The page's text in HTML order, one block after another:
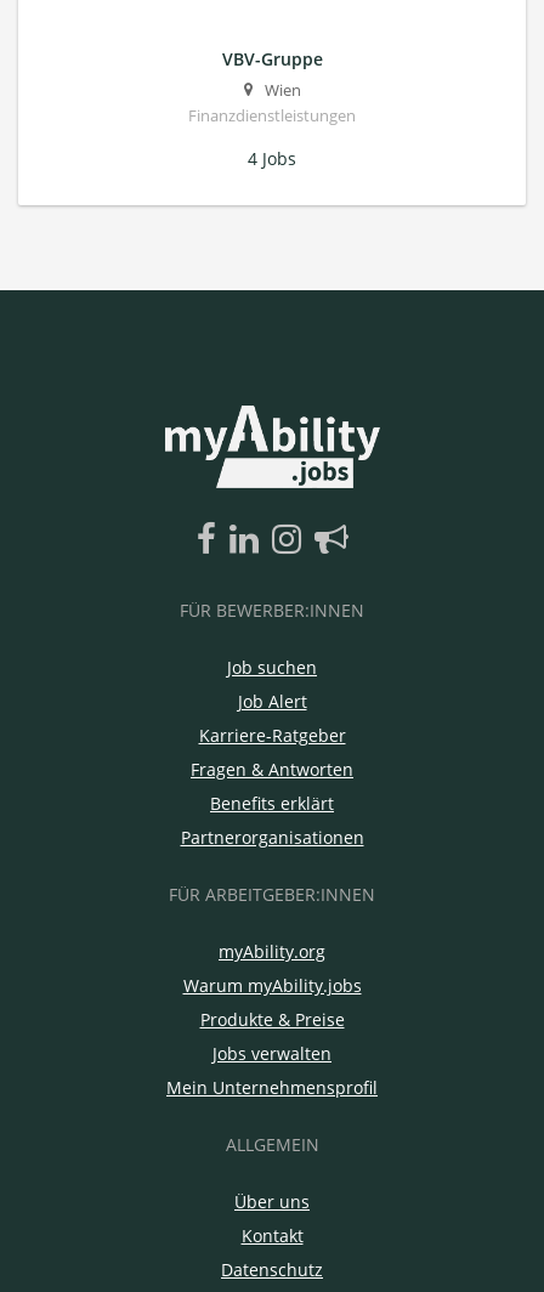
VBV-Gruppe
Wien
Finanzdienstleistungen
4 Jobs
FÜR BEWERBER:INNEN
Job suchen
Job Alert
Karriere-Ratgeber
Fragen & Antworten
Benefits erklärt
Partnerorganisationen
FÜR ARBEITGEBER:INNEN
myAbility.org
Warum myAbility.jobs
Produkte & Preise
Jobs verwalten
Mein Unternehmensprofil
ALLGEMEIN
Über uns
Kontakt
Datenschutz